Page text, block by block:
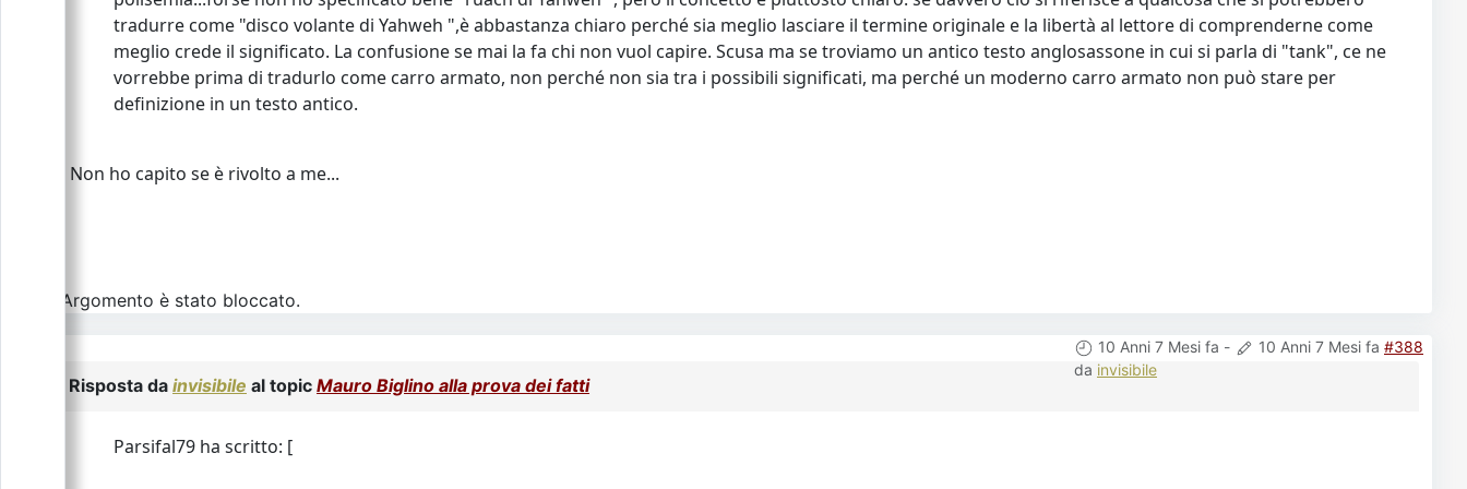
tradurre come "disco volante di Yahweh ",è abbastanza chiaro perché sia meglio lasciare il termine originale e la libertà al lettore di comprenderne come
meglio crede il significato. La confusione se mai la fa chi non vuol capire. Scusa ma se troviamo un antico testo anglosassone in cui si parla di "tank", ce ne
vorrebbe prima di tradurlo come carro armato, non perché non sia tra i possibili significati, ma perché un moderno carro armato non può stare per
definizione in un testo antico.
Non ho capito se è rivolto a me...
L\'Argomento è stato bloccato.
10 Anni 7 Mesi fa - 10 Anni 7 Mesi fa #388
da invisibile
Risposta da invisibile al topic Mauro Biglino alla prova dei fatti
Parsifal79 ha scritto: [